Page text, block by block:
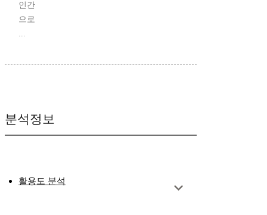
인간
으로
...
분석정보
활용도 분석